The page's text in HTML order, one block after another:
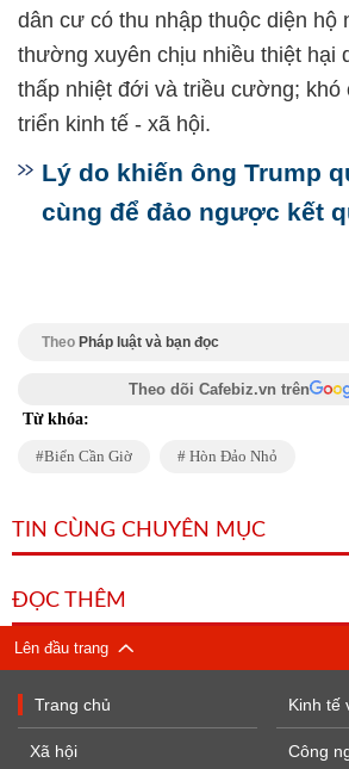
dân cư có thu nhập thuộc diện hộ
thường xuyên chịu nhiều thiệt hại
thấp nhiệt đới và triều cường; khó
triển kinh tế - xã hội.
Lý do khiến ông Trump
cùng để đảo ngược kết
Theo Pháp luật và bạn đọc
Theo dõi Cafebiz.vn trên
Từ khóa:
Biển Cần Giờ Hòn Đảo Nhỏ
TIN CÙNG CHUYÊN MỤC
ĐỌC THÊM
Lên đầu trang
Trang chủ
Xã hội
Kinh tế
Công